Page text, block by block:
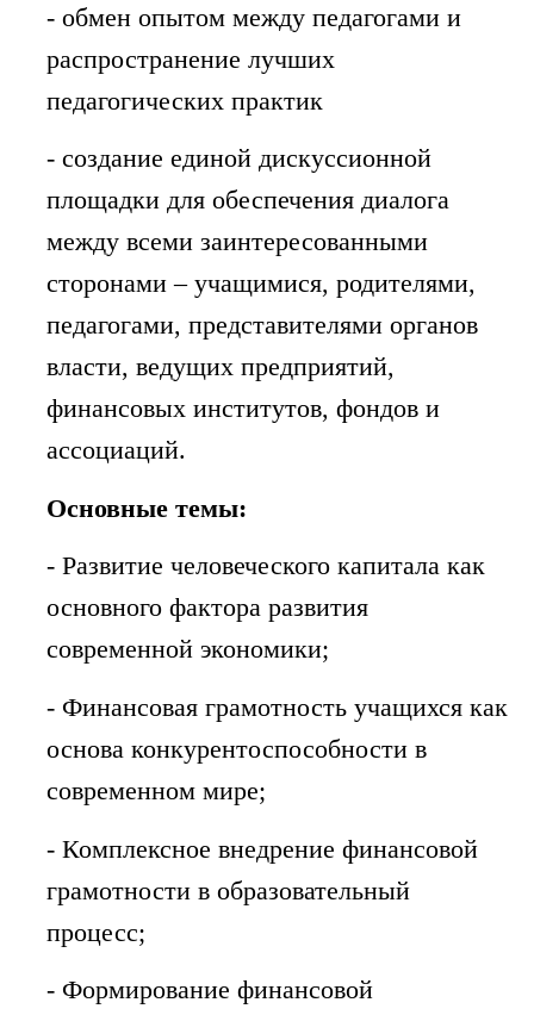
- обмен опытом между педагогами и
распространение лучших
педагогических практик
- создание единой дискуссионной
площадки для обеспечения диалога
между всеми заинтересованными
сторонами – учащимися, родителями,
педагогами, представителями органов
власти, ведущих предприятий,
финансовых институтов, фондов и
ассоциаций.
Основные темы:
- Развитие человеческого капитала как
основного фактора развития
современной экономики;
- Финансовая грамотность учащихся как
основа конкурентоспособности в
современном мире;
- Комплексное внедрение финансовой
грамотности в образовательный
процесс;
- Формирование финансовой